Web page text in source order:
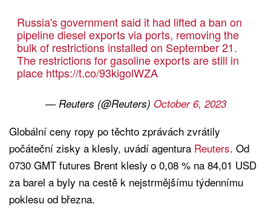
Russia's government said it had lifted a ban on
pipeline diesel exports via ports, removing the
bulk of restrictions installed on September 21.
The restrictions for gasoline exports are still in
place https://t.co/93kigolWZA
— Reuters (@Reuters) October 6, 2023
Globální ceny ropy po těchto zprávách zvrátily
počáteční zisky a klesly, uvádí agentura Reuters. Od
0730 GMT futures Brent klesly o 0,08 % na 84,01 USD
za barel a byly na cestě k nejstrmějšímu týdennímu
poklesu od března.